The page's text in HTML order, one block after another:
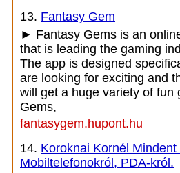
13. Fantasy Gem
► Fantasy Gems is an
that is leading the gaming
The app is designed
are looking for exciting and
will get a huge variety of fun
Gems,
fantasygem.hupont.hu
14. Koroknai Kornél
Mobiltelefonokról, PDA-król.